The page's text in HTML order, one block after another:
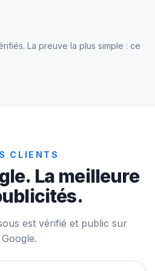
La preuve la plus simple : ce
CLIENTS
La meilleure
est vérifié et public sur
Google.